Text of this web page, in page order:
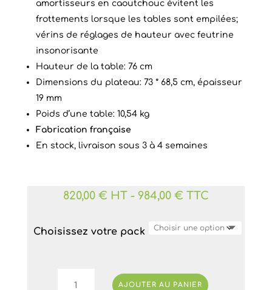
amortisseurs en caoutchouc évitent les
frottements lorsque les tables sont empilées;
vérins de réglages de hauteur avec feutrine
insonorisante
Hauteur de la table: 76 cm
Dimensions du plateau: 73 * 68,5 cm, épaisseur
19 mm
Poids d’une table: 10,54 kg
Fabrication française
En stock, livraison sous 3 à 4 semaines
820,00 € HT- 984,00 € TTC
Choisissez votre pack
AJOUTER AU PANIER